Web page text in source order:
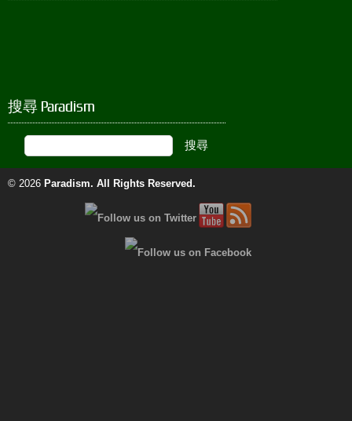
搜尋 Paradism
© 2026 Paradism. All Rights Reserved.